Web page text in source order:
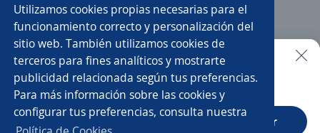
Utilizamos cookies propias necesarias para el
funcionamiento correcto y personalización del
sitio web. También utilizamos cookies de
terceros para fines analíticos y mostrarte
publicidad relacionada según tus preferencias.
Para más información sobre las cookies y
configurar tus preferencias, consulta nuestra
Promotor/a de tarjetas de crédito
Representante de ventas Promovendedor/a
Reportero deportivo Coordinador/a
Asesor/a comercial
Buscar es más fácil en la app
CT App Abrir